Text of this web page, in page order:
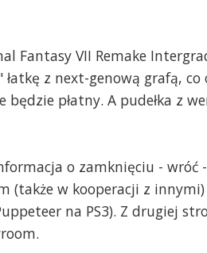
Fantasy VII Remake
z next-genową grafą, co
płatny. A pudełka z
o zamknięciu - wróć
(także w kooperacji z
na PS3). Z drugiej